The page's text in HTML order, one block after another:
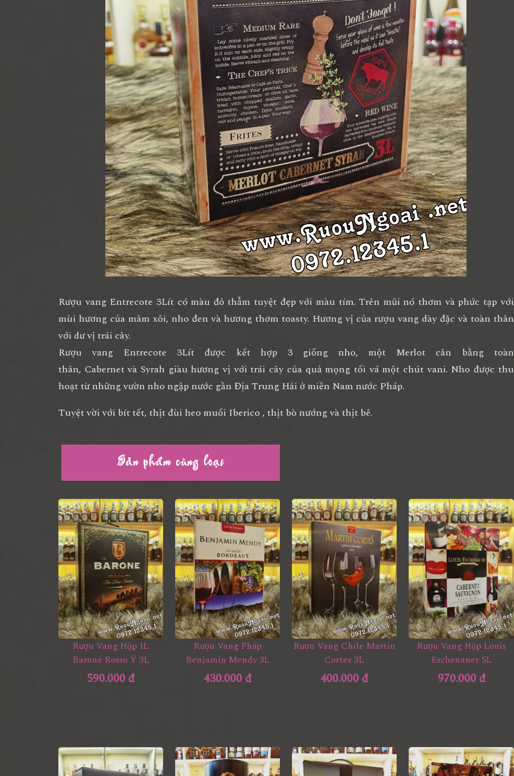
Rượu vang Entrecote 3Lít có màu đỏ thẫm tuyệt đẹp với màu tím. Trên mũi nó thơm và phức tạp với
mùi hương của mâm xôi, nho đen và hương thơm toasty. Hương vị của rượu vang dày đặc và toàn thân
với dư vị trái cây.
Rượu vang Entrecote 3Lít được kết hợp 3 giống nho, một Merlot cân bằng toàn
thân, CabernetvàSyrah giàu hương vị với trái cây của quả mọng tối vá một chút vani. Nho được thu
hoạt từ những vườn nho ngập nước gần Địa Trung Hải ở miền Nam nước Pháp.
Tuyệt vời với bít tết, thịt đùi heo muối Iberico , thịt bò nướng và thịt bê.
Sản phẩm cùng loại
Rượu Vang Hộp IL
Barone Rosso Ý 3L
590.000 đ
Rượu Vang Pháp
Benjamin Mendy 3L
430.000 đ
Rượu Vang Chile Martin
Cortes 3L
400.000 đ
Rượu Vang Hộp Louis
Eschenaner 5L
970.000 đ